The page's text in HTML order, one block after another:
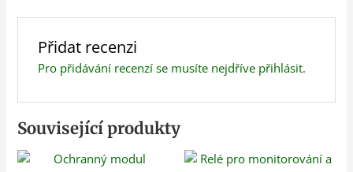
Přidat recenzi
Pro přidávání recenzí se musíte nejdříve přihlásit.
Související produkty